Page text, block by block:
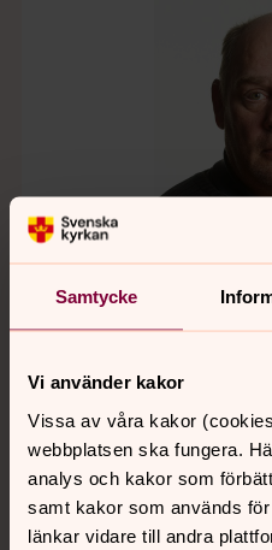
Samtycke
Vi använder kakor
Vissa av våra kakor
webbplatsen ska fungera.
analys och kakor som
samt kakor som används
länkar vidare till andra
Kyrkogårdsarbetare/
Direkt:0470-70 49 54
E-post: